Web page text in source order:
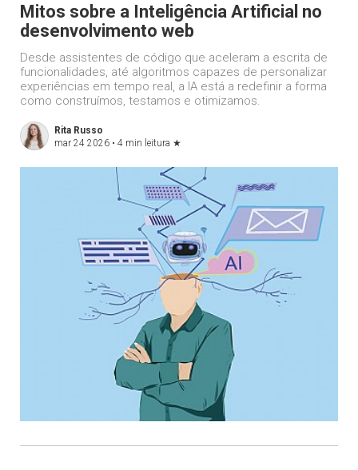
Mitos sobre a Inteligência Artificial no
desenvolvimento web
Desde assistentes de código que aceleram a escrita de
funcionalidades, até algoritmos capazes de personalizar
experiências em tempo real, a IA está a redefinir a forma
como construímos, testamos e otimizamos.
Rita Russo
mar 24 2026 • 4 min leitura ★